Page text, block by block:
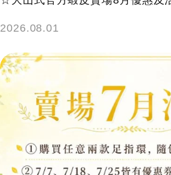
2026.08.01